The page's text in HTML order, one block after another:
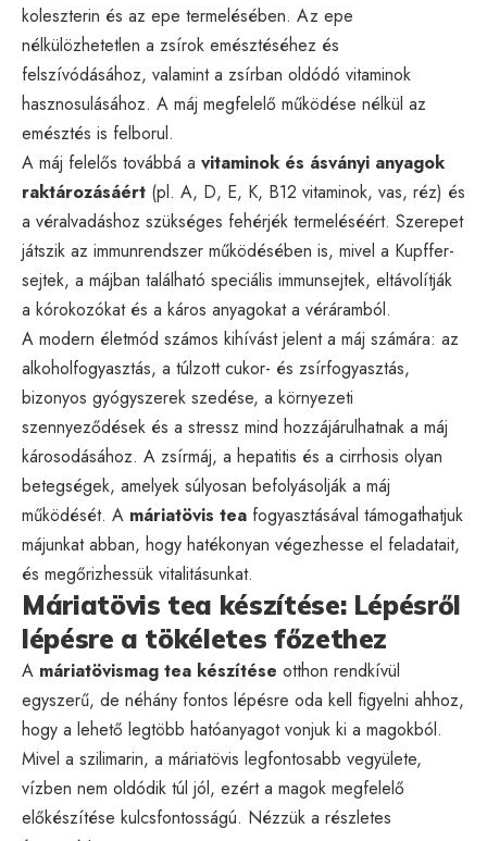
koleszterin és az epe termelésében. Az epe
nélkülözhetetlen a zsírok emésztéséhez és
felszívódásához, valamint a zsírban oldódó vitaminok
hasznosulásához. A máj megfelelő működése nélkül az
emésztés is felborul.
A máj felelős továbbá a vitaminok és ásványi anyagok
raktározásáért (pl. A, D, E, K, B12 vitaminok, vas, réz) és
a véralvadáshoz szükséges fehérjék termeléséért. Szerepet
játszik az immunrendszer működésében is, mivel a Kupffer-
sejtek, a májban található speciális immunsejtek, eltávolítják
a kórokozókat és a káros anyagokat a véráramból.
A modern életmód számos kihívást jelent a máj számára: az
alkoholfogyasztás, a túlzott cukor- és zsírfogyasztás,
bizonyos gyógyszerek szedése, a környezeti
szennyeződések és a stressz mind hozzájárulhatnak a máj
károsodásához. A zsírmáj, a hepatitis és a cirrhosis olyan
betegségek, amelyek súlyosan befolyásolják a máj
működését. A máriatövis tea fogyasztásával támogathatjuk
májunkat abban, hogy hatékonyan végezhesse el feladatait,
és megőrizhessük vitalitásunkat.
Máriatövis tea készítése: Lépésről
lépésre a tökéletes főzethez
A máriatövismag tea készítése otthon rendkívül
egyszerű, de néhány fontos lépésre oda kell figyelni ahhoz,
hogy a lehető legtöbb hatóanyagot vonjuk ki a magokból.
Mivel a szilimarin, a máriatövis legfontosabb vegyülete,
vízben nem oldódik túl jól, ezért a magok megfelelő
előkészítése kulcsfontosságú. Nézzük a részletes